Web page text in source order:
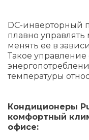
DC-инверторный
плавно
менять ее в
Такое
температуры
Кондиционеры
комфортный
офисе: